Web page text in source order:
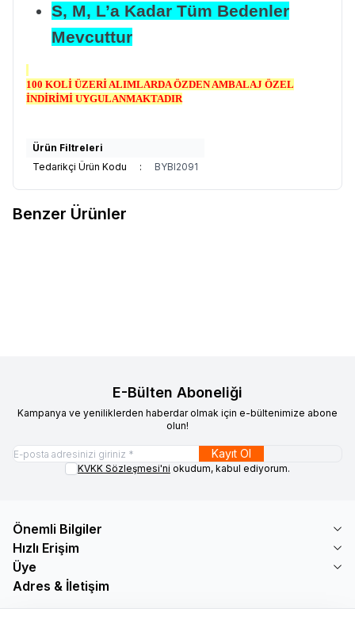
S, M, L’a Kadar Tüm Bedenler
Mevcuttur
100 KOLİ ÜZERİ ALIMLARDA ÖZDEN AMBALAJ ÖZEL
İNDİRİMİ UYGULANMAKTADIR
Ürün Filtreleri
Tedarikçi Ürün Kodu
: BYBI2091
Benzer Ürünler
E-Bülten Aboneliği
Kampanya ve yeniliklerden haberdar olmak için e-bültenimize abone
olun!
Kayıt Ol
KVKK Sözleşmesi'ni okudum, kabul ediyorum.
Önemli Bilgiler
Hızlı Erişim
Üye
Adres & İletişim
Adres